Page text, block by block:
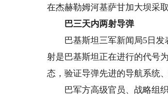
在杰赫勒姆河基萨甘加大坝采
巴三天内两射导弹
巴基斯坦三军新闻局5日发
射是巴基斯坦正在进行的代号
态，验证导弹先进的导航系统
巴军方高级官员、战略组织